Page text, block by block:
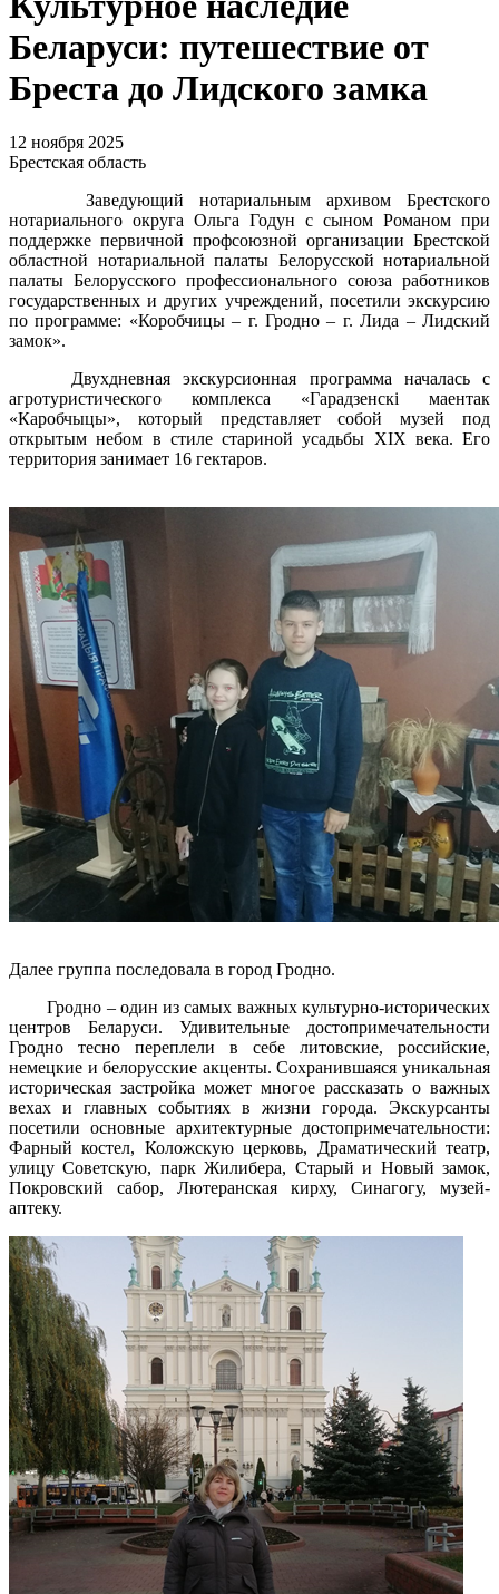
Беларуси: путешествие от
Бреста до Лидского замка
12 ноября 2025
Брестская область
Заведующий нотариальным архивом Брестского
нотариального округа Ольга Годун с сыном Романом при
поддержке первичной профсоюзной организации Брестской
областной нотариальной палаты Белорусской нотариальной
палаты Белорусского профессионального союза работников
государственных и других учреждений, посетили экскурсию
по программе: «Коробчицы – г. Гродно – г. Лида – Лидский
замок».
Двухдневная экскурсионная программа началась с
агротуристического комплекса «Гарадзенскi маентак
«Каробчыцы», который представляет собой музей под
открытым небом в стиле стариной усадьбы XIX века. Его
территория занимает 16 гектаров.
Далее группа последовала в город Гродно.
Гродно – один из самых важных культурно-исторических
центров Беларуси. Удивительные достопримечательности
Гродно тесно переплели в себе литовские, российские,
немецкие и белорусские акценты. Сохранившаяся уникальная
историческая застройка может многое рассказать о важных
вехах и главных событиях в жизни города. Экскурсанты
посетили основные архитектурные достопримечательности:
Фарный костел, Коложскую церковь, Драматический театр,
улицу Советскую, парк Жилибера, Старый и Новый замок,
Покровский сабор, Лютеранская кирху, Синагогу, музей-
аптеку.